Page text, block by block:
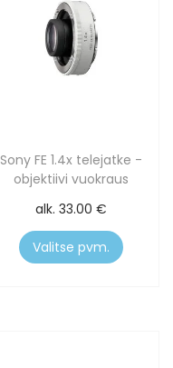
Sony FE 1.4x telejatke -
objektiivi vuokraus
alk.33.00€
Valitse pvm.